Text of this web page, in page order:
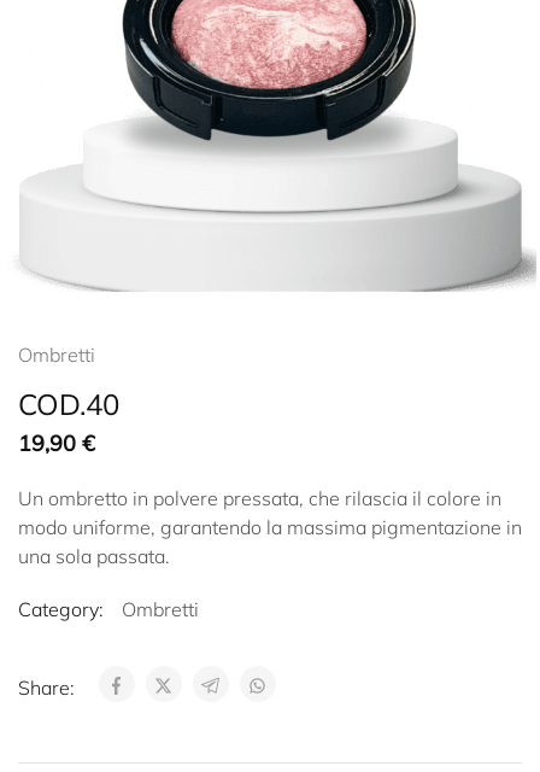
Ombretti
COD.40
19,90 €
Un ombretto in polvere pressata, che rilascia il colore in
modo uniforme, garantendo la massima pigmentazione in
una sola passata.
Category: Ombretti
Share: